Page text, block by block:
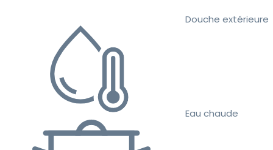
Douche extérieure
Eau chaude